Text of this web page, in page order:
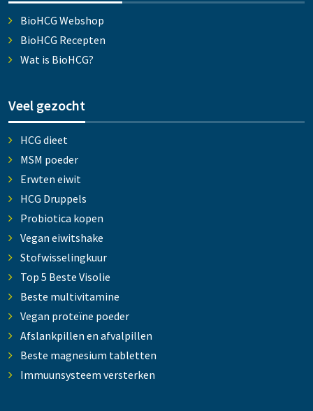
BioHCG Webshop
BioHCG Recepten
Wat is BioHCG?
Veel gezocht
HCG dieet
MSM poeder
Erwten eiwit
HCG Druppels
Probiotica kopen
Vegan eiwitshake
Stofwisselingkuur
Top 5 Beste Visolie
Beste multivitamine
Vegan proteïne poeder
Afslankpillen en afvalpillen
Beste magnesium tabletten
Immuunsysteem versterken